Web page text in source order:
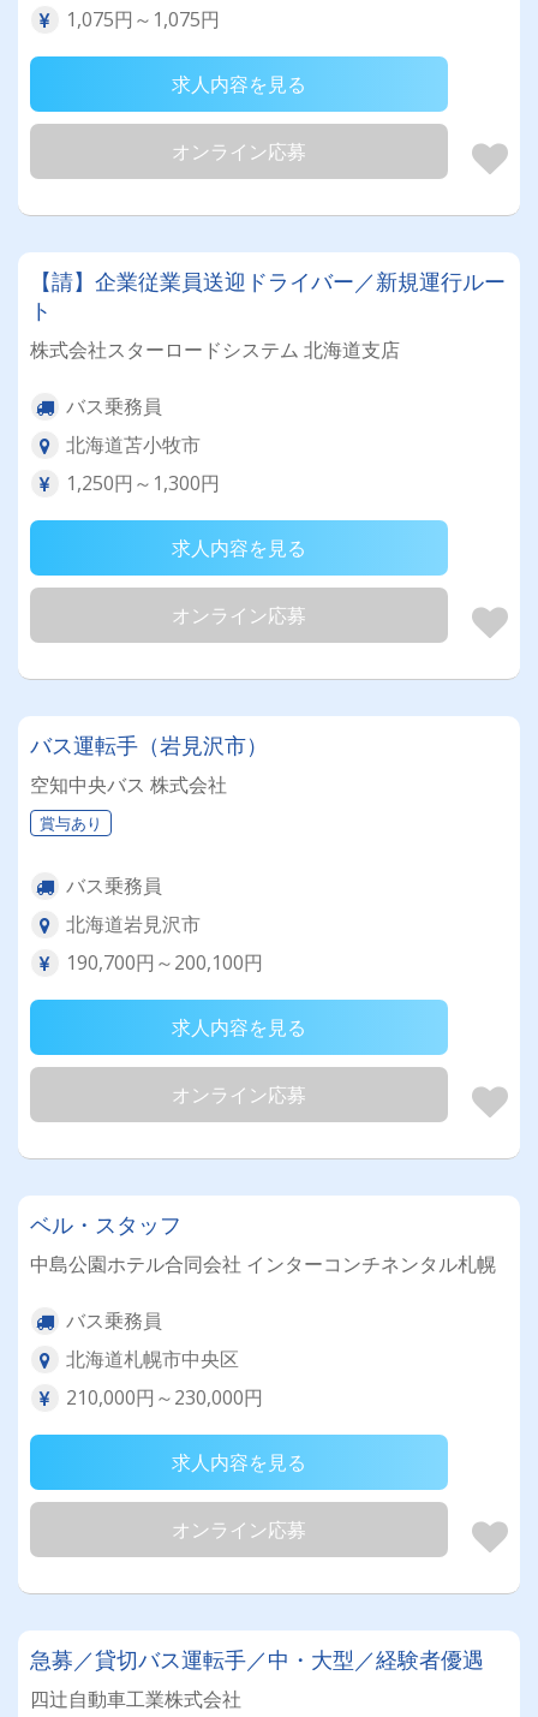
1,075円～1,075円
求人内容を見る
オンライン応募
【請】企業従業員送迎ドライバー／新規運行ルー
ト
株式会社スターロードシステム 北海道支店
バス乗務員
北海道苫小牧市
1,250円～1,300円
求人内容を見る
オンライン応募
バス運転手（岩見沢市）
空知中央バス 株式会社
賞与あり
バス乗務員
北海道岩見沢市
190,700円～200,100円
求人内容を見る
オンライン応募
ベル・スタッフ
中島公園ホテル合同会社 インターコンチネンタル札幌
バス乗務員
北海道札幌市中央区
210,000円～230,000円
求人内容を見る
オンライン応募
急募／貸切バス運転手／中・大型／経験者優遇
四辻自動車工業株式会社